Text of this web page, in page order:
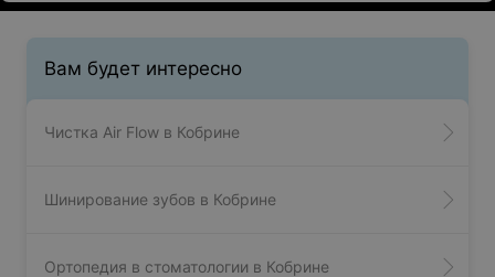
Вам будет интересно
Чистка Air Flow в Кобрине
Шинирование зубов в Кобрине
Ортопедия в стоматологии в Кобрине